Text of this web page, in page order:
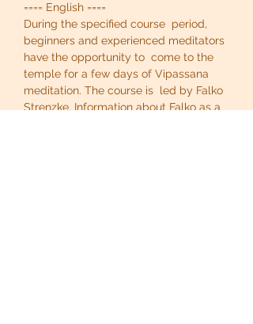
==== English ====
During the specified course  period,
beginners and experienced meditators
have the opportunity to  come to the
temple for a few days of Vipassana
meditation. The course is  led by Falko
Strenzke. Information about Falko as a